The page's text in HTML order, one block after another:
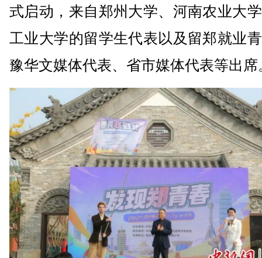
式启动，来自郑州大学、河南农业大
工业大学的留学生代表以及留郑就业
豫华文媒体代表、省市媒体代表等出席